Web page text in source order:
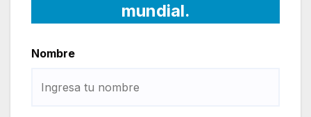
mundial.
Nombre